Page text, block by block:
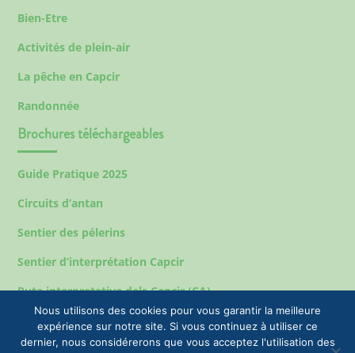
Bien-Etre
Activités de plein-air
La pêche en Capcir
Randonnée
Brochures téléchargeables
Guide Pratique 2025
Circuits d’antan
Sentier des pélerins
Sentier d’interprétation Capcir
Ruta interpretativa dels Capcir (CA)
Nous utilisons des cookies pour vous garantir la meilleure
expérience sur notre site. Si vous continuez à utiliser ce
dernier, nous considérerons que vous acceptez l'utilisation des